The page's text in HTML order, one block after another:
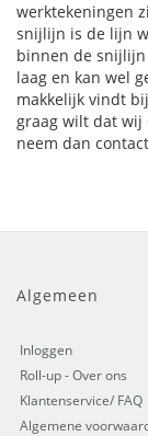
werktekeningen
snijlijn is de lijn
binnen de
laag en kan wel
makkelijk vindt
graag wilt dat wij
neem dan
Algemeen
Inloggen
Roll-up - Over ons
Klantenservice/ FAQ
Algemene